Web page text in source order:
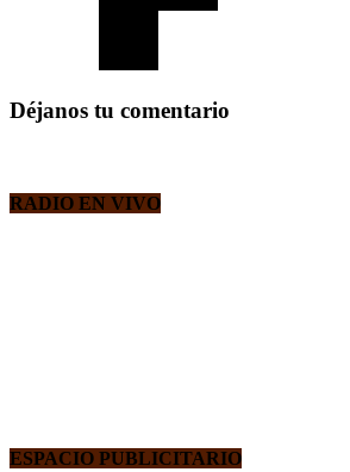
Déjanos tu comentario
RADIO EN VIVO
ESPACIO PUBLICITARIO